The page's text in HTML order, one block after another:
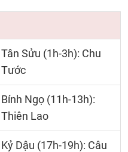
Tân Sửu (1h-3h): Chu
Tước
Bính Ngọ (11h-13h):
Thiên Lao
Kỷ Dậu (17h-19h): Câu